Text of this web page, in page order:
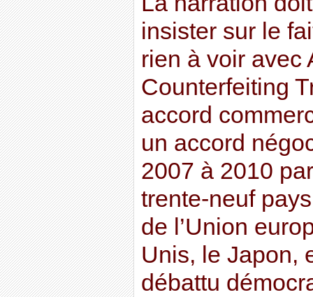
insister sur le
rien à voir avec
Counterfeiting
accord
un accord
2007 à 2010
trente-neuf
de l’Union
Unis, le Japon,
débattu